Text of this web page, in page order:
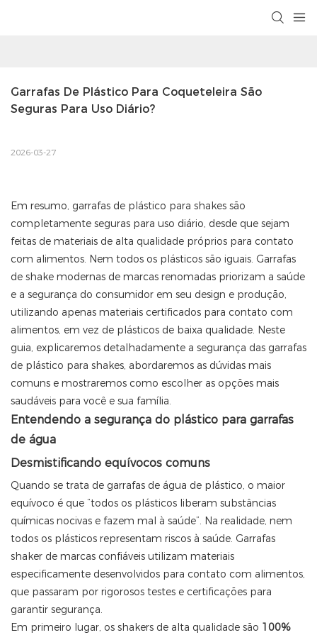
Garrafas De Plástico Para Coqueteleira São
Seguras Para Uso Diário?
2026-03-27
Em resumo, garrafas de plástico para shakes são
completamente seguras para uso diário, desde que sejam
feitas de materiais de alta qualidade próprios para contato
com alimentos. Nem todos os plásticos são iguais. Garrafas
de shake modernas de marcas renomadas priorizam a saúde
e a segurança do consumidor em seu design e produção,
utilizando apenas materiais certificados para contato com
alimentos, em vez de plásticos de baixa qualidade. Neste
guia, explicaremos detalhadamente a segurança das garrafas
de plástico para shakes, abordaremos as dúvidas mais
comuns e mostraremos como escolher as opções mais
saudáveis ​​para você e sua família.
Entendendo a segurança do plástico para garrafas
de água
Desmistificando equívocos comuns
Quando se trata de garrafas de água de plástico, o maior
equívoco é que “todos os plásticos liberam substâncias
químicas nocivas e fazem mal à saúde”. Na realidade, nem
todos os plásticos representam riscos à saúde. Garrafas
shaker de marcas confiáveis ​​utilizam materiais
especificamente desenvolvidos para contato com alimentos,
que passaram por rigorosos testes e certificações para
garantir segurança.
Em primeiro lugar, os shakers de alta qualidade são 100%